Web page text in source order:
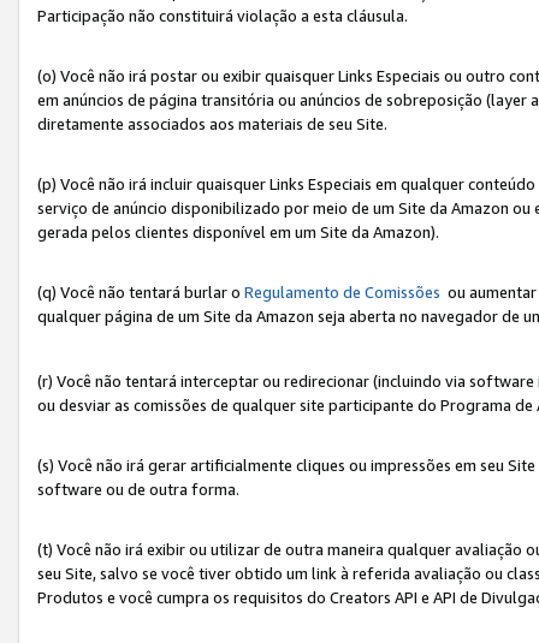
Participação não constituirá violação a esta cláusula.
(o) Você não irá postar ou exibir quaisquer Links Especiais ou outro
em anúncios de página transitória ou anúncios de sobreposição
diretamente associados aos materiais de seu Site.
(p) Você não irá incluir quaisquer Links Especiais em qualquer
serviço de anúncio disponibilizado por meio de um Site da Amazon
gerada pelos clientes disponível em um Site da Amazon).
(q) Você não tentará burlar o Regulamento de Comissões ou
qualquer página de um Site da Amazon seja aberta no navegador de
(r) Você não tentará interceptar ou redirecionar (incluindo via
ou desviar as comissões de qualquer site participante do Programa de
(s) Você não irá gerar artificialmente cliques ou impressões em seu
software ou de outra forma.
(t) Você não irá exibir ou utilizar de outra maneira qualquer avaliação
seu Site, salvo se você tiver obtido um link à referida avaliação ou
Produtos e você cumpra os requisitos do Creators API e API de